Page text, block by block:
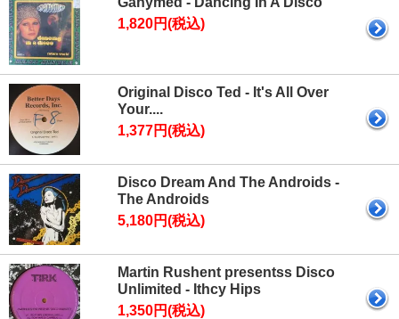
1,820円(税込)
Original Disco Ted - It's All Over
Your....
1,377円(税込)
Disco Dream And The Androids -
The Androids
5,180円(税込)
Martin Rushent presentss Disco
Unlimited - Ithcy Hips
1,350円(税込)